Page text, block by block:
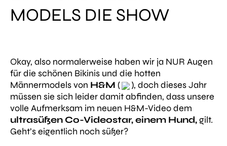
MODELS DIE SHOW
Okay, also normalerweise haben wir ja NUR Augen
für die schönen Bikinis und die hotten
Männermodels von H&M (
), doch dieses Jahr
müssen sie sich leider damit abfinden, dass unsere
volle Aufmerksam im neuen H&M-Video dem
ultrasüßen Co-Videostar, einem Hund,gilt.
Geht’s eigentlich noch süßer?